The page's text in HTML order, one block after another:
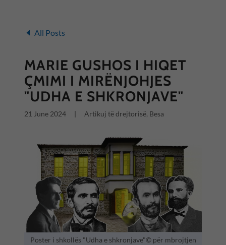
All Posts
MARIE GUSHOS I HIQET
ÇMIMI I MIRËNJOHJES
"UDHA E SHKRONJAVE"
21 June 2024 | Artikuj të drejtorisë, Besa
Poster i shkollës "Udha e shkronjave"© për mbrojtjen